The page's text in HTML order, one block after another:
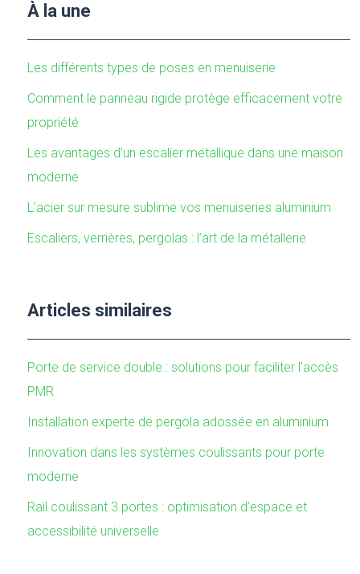
À la une
Les différents types de poses en menuiserie
Comment le panneau rigide protège efficacement votre
propriété
Les avantages d’un escalier métallique dans une maison
moderne
L’acier sur mesure sublime vos menuiseries aluminium
Escaliers, verrières, pergolas : l’art de la métallerie
Articles similaires
Porte de service double : solutions pour faciliter l’accès
PMR
Installation experte de pergola adossée en aluminium
Innovation dans les systèmes coulissants pour porte
moderne
Rail coulissant 3 portes : optimisation d’espace et
accessibilité universelle